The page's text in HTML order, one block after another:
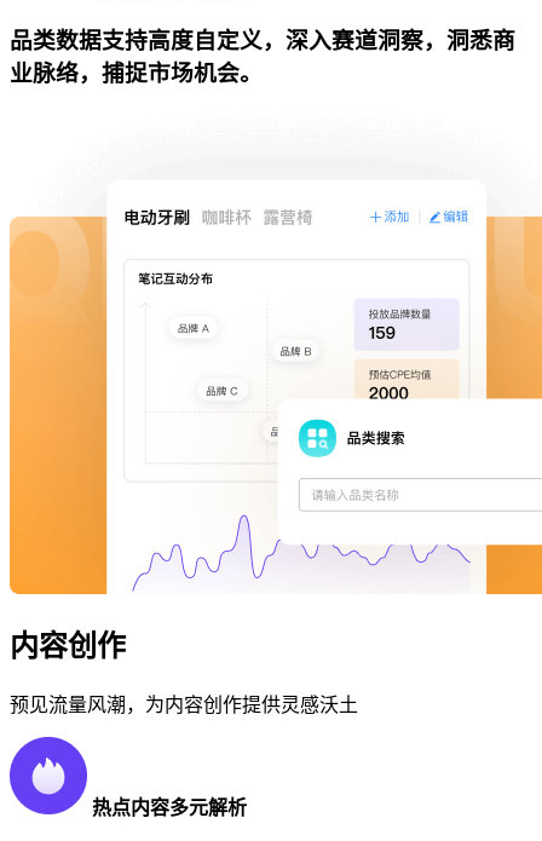
品类数据支持高度自定义，深入赛道洞察，洞悉商
业脉络，捕捉市场机会。
内容创作
预见流量风潮，为内容创作提供灵感沃土
热点内容多元解析